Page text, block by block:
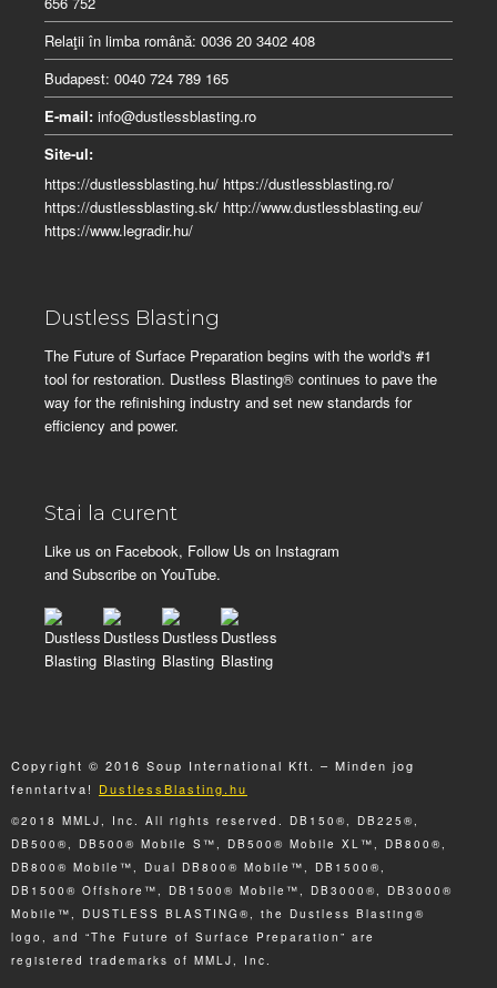
Relaţii în limba românӑ: 0036 20 3402 408
Budapest: 0040 724 789 165
E-mail: info@dustlessblasting.ro
Site-ul:
https://dustlessblasting.hu/ https://dustlessblasting.ro/
https://dustlessblasting.sk/ http://www.dustlessblasting.eu/
https://www.legradir.hu/
Dustless Blasting
The Future of Surface Preparation begins with the world's #1
tool for restoration. Dustless Blasting® continues to pave the
way for the refinishing industry and set new standards for
efficiency and power.
Stai la curent
Like us on Facebook, Follow Us on Instagram
and Subscribe on YouTube.
Copyright © 2016 Soup International Kft. – Minden jog
fenntartva! DustlessBlasting.hu
©2018 MMLJ, Inc. All rights reserved. DB150®, DB225®,
DB500®, DB500® Mobile S™, DB500® Mobile XL™, DB800®,
DB800® Mobile™, Dual DB800® Mobile™, DB1500®,
DB1500® Offshore™, DB1500® Mobile™, DB3000®, DB3000®
Mobile™, DUSTLESS BLASTING®, the Dustless Blasting®
logo, and “The Future of Surface Preparation” are
registered trademarks of MMLJ, Inc.